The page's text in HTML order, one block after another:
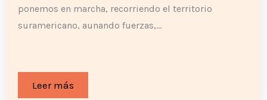
ponemos en marcha, recorriendo el territorio
suramericano, aunando fuerzas,…
Leer más